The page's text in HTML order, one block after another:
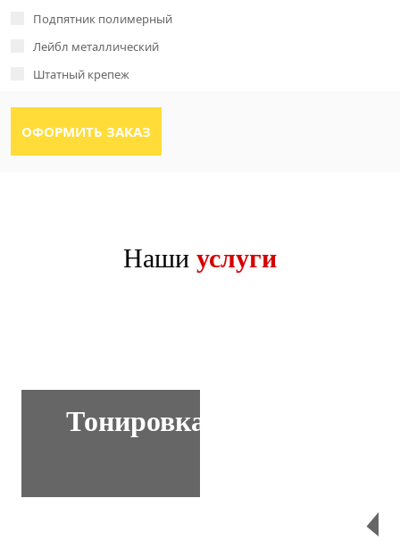
Подпятник полимерный
Лейбл металлический
Штатный крепеж
Наши услуги
Тонировка